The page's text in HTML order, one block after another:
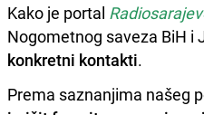
Kako je portal
Nogometnog saveza BiH i
konkretni kontakti.
Prema saznanjima našeg